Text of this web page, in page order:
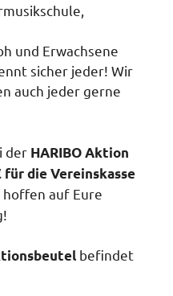
und Erwachsene
sicher jeder! Wir
auch jeder gerne
der HARIBO Aktion
für die Vereinskasse
auf Eure
befindet